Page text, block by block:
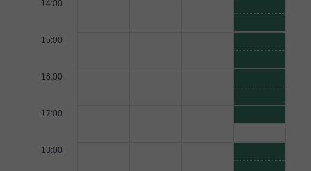
14:00
15:00
16:00
17:00
18:00